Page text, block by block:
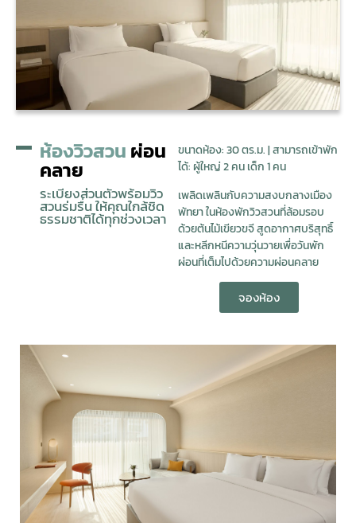
ห้องวิวสวน ผ่อน
คลาย
ระเบียงส่วนตัวพร้อมวิว
สวนร่มรื่น ให้คุณใกล้ชิด
ธรรมชาติได้ทุกช่วงเวลา
ขนาดห้อง: 30 ตร.ม. | สามารถเข้าพัก
ได้: ผู้ใหญ่ 2 คน เด็ก 1 คน
เพลิดเพลินกับความสงบกลางเมือง
พัทยา ในห้องพักวิวสวนที่ล้อมรอบ
ด้วยต้นไม้เขียวขจี สูดอากาศบริสุทธิ์
และหลีกหนีความวุ่นวายเพื่อวันพัก
ผ่อนที่เต็มไปด้วยความผ่อนคลาย
จองห้อง